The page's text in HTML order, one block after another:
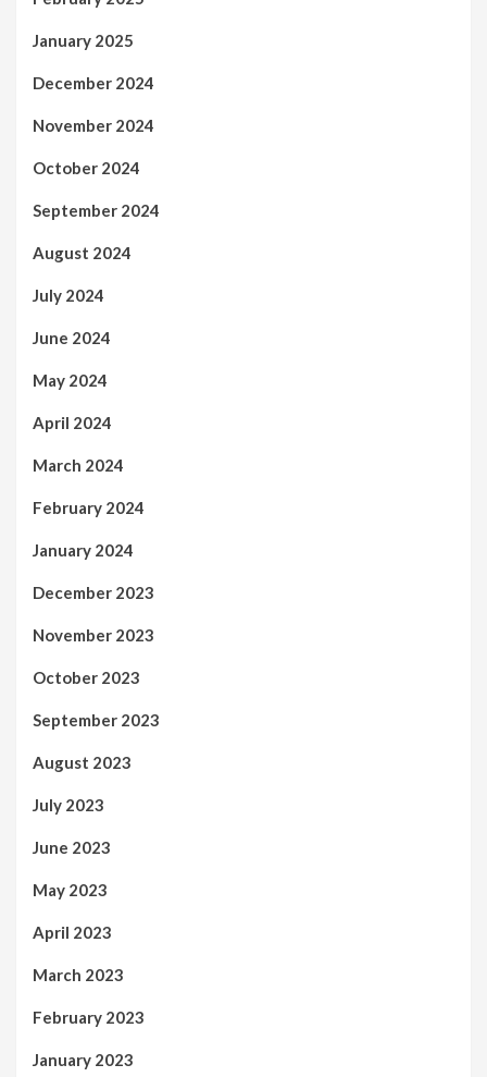
January 2025
December 2024
November 2024
October 2024
September 2024
August 2024
July 2024
June 2024
May 2024
April 2024
March 2024
February 2024
January 2024
December 2023
November 2023
October 2023
September 2023
August 2023
July 2023
June 2023
May 2023
April 2023
March 2023
February 2023
January 2023